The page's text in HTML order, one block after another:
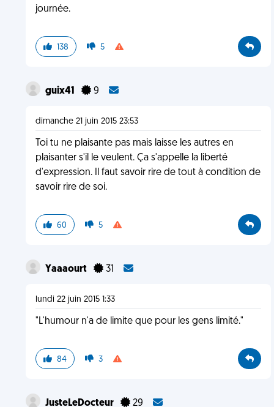
journée.
138 5
guix41 9
dimanche 21 juin 2015 23:53
Toi tu ne plaisante pas mais laisse les autres en
plaisanter s'il le veulent. Ça s'appelle la liberté
d'expression. Il faut savoir rire de tout à condition de
savoir rire de soi.
60 5
Yaaaourt 31
lundi 22 juin 2015 1:33
"L'humour n'a de limite que pour les gens limité."
84 3
JusteLeDocteur 29